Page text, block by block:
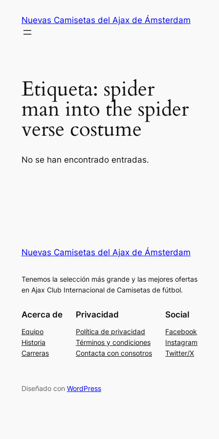
contenido
Nuevas Camisetas del Ajax de Ámsterdam
Etiqueta: spider
man into the spider
verse costume
No se han encontrado entradas.
Nuevas Camisetas del Ajax de Ámsterdam
Tenemos la selección más grande y las mejores ofertas
en Ajax Club Internacional de Camisetas de fútbol.
Acerca de
Equipo
Historia
Carreras
Privacidad
Política de privacidad
Términos y condiciones
Contacta con consotros
Social
Facebook
Instagram
Twitter/X
Diseñado con WordPress